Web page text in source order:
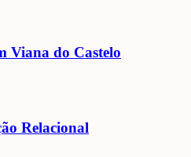
Viana do Castelo
Relacional